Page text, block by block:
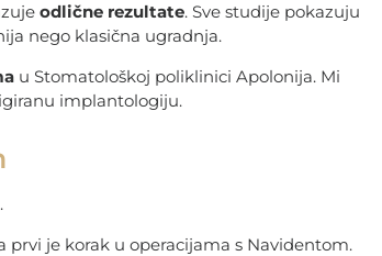
odlične rezultate. Sve studije pokazuju
nego klasična ugradnja.
u Stomatološkoj poliklinici Apolonija. Mi
implantologiju.
je korak u operacijama s Navidentom.